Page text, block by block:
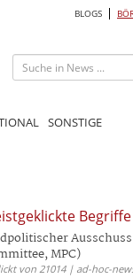
BLOGS
SONSTIGE
Begriffe
MPC)
von 21014 | ad-hoc-